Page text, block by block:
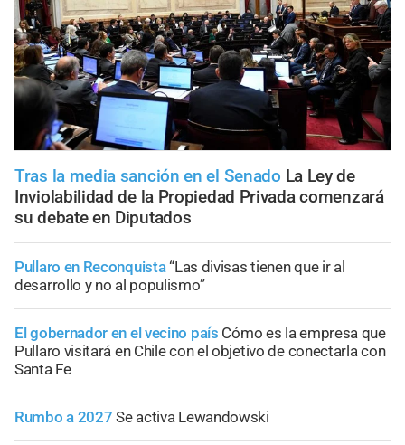
Tras la media sanción en el Senado La Ley de
Inviolabilidad de la Propiedad Privada comenzará
su debate en Diputados
Pullaro en Reconquista“Las divisas tienen que ir al
desarrollo y no al populismo”
El gobernador en el vecino país Cómo es la empresa que
Pullaro visitará en Chile con el objetivo de conectarla con
Santa Fe
Rumbo a 2027 Se activa Lewandowski